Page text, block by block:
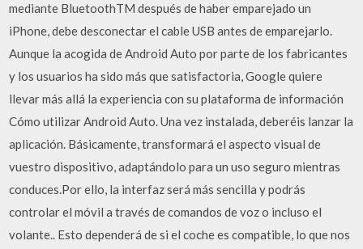
mediante BluetoothTM después de haber emparejado un
iPhone, debe desconectar el cable USB antes de emparejarlo.
Aunque la acogida de Android Auto por parte de los fabricantes
y los usuarios ha sido más que satisfactoria, Google quiere
llevar más allá la experiencia con su plataforma de información
Cómo utilizar Android Auto. Una vez instalada, deberéis lanzar la
aplicación. Básicamente, transformará el aspecto visual de
vuestro dispositivo, adaptándolo para un uso seguro mientras
conduces.Por ello, la interfaz será más sencilla y podrás
controlar el móvil a través de comandos de voz o incluso el
volante.. Esto dependerá de si el coche es compatible, lo que nos